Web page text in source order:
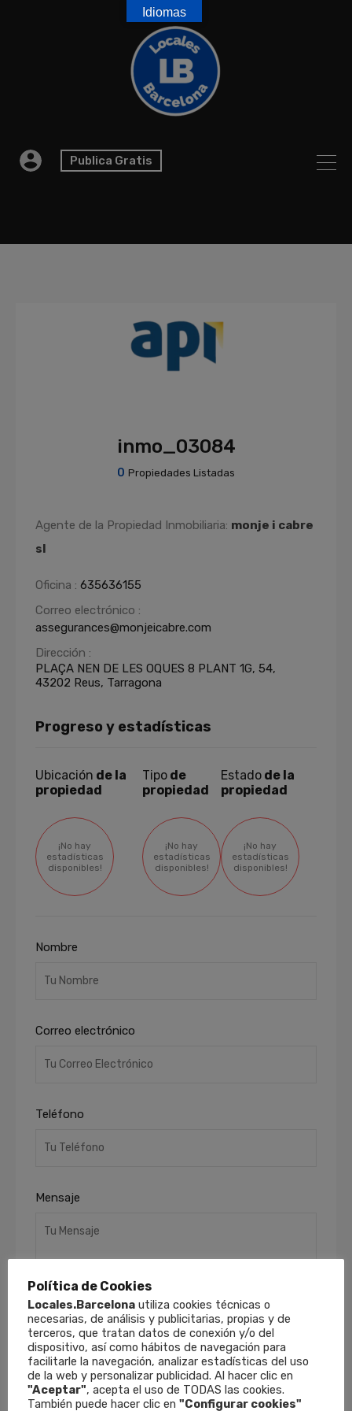
Publica Gratis
inmo_03084
0 Propiedades Listadas
Agente de la Propiedad Inmobiliaria: monje i cabre
sl
Oficina : 635636155
Correo electrónico :
assegurances@monjeicabre.com
Dirección :
PLAÇA NEN DE LES OQUES 8 PLANT 1G, 54,
43202 Reus, Tarragona
Progreso y estadísticas
Ubicación de la
propiedad
¡No hay
estadísticas
disponibles!
Tipo de
propiedad
¡No hay
estadísticas
disponibles!
Estado de la
propiedad
¡No hay
estadísticas
disponibles!
Nombre
Correo electrónico
Teléfono
Mensaje
He leído y acepto laPolítica de Privacidad
Finalidades: Responder a sus solicitudes y
remitirle información comercial de nuestros
productos y servicios, incluso por medios
Política de Cookies
Locales.Barcelona utiliza cookies técnicas o
necesarias, de análisis y publicitarias, propias y de
terceros, que tratan datos de conexión y/o del
dispositivo, así como hábitos de navegación para
facilitarle la navegación, analizar estadísticas del uso
de la web y personalizar publicidad. Al hacer clic en
"Aceptar", acepta el uso de TODAS las cookies.
También puede hacer clic en "Configurar cookies"
Idiomas